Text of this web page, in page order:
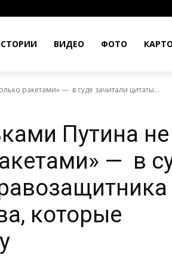
ВИДЕО ФОТО
ракетами» — в суде зачитали цитаты...
Путина не
— в
которые